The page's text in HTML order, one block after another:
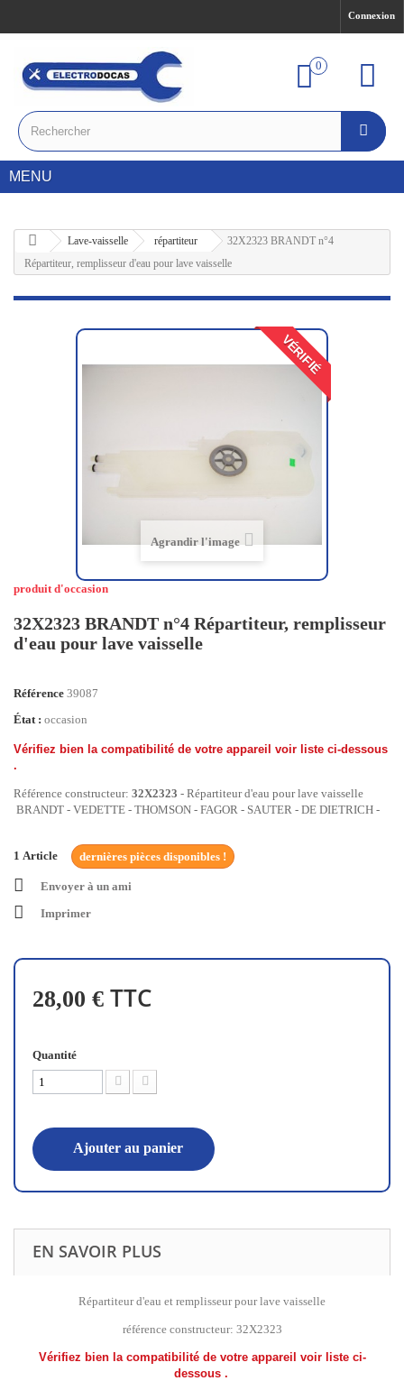
Connexion
0
MENU
Lave-vaisselle répartiteur
32X2323 BRANDT n°4
Répartiteur, remplisseur d'eau pour lave vaisselle
VÉRIFIÉ
Agrandir l'image
produit d'occasion
32X2323 BRANDT n°4 Répartiteur, remplisseur
d'eau pour lave vaisselle
Référence 39087
État : occasion
Vérifiez bien la compatibilité de votre appareil voir liste ci-dessous
.
Référence constructeur: 32X2323 - Répartiteur d'eau pour lave vaisselle
BRANDT - VEDETTE - THOMSON - FAGOR - SAUTER - DE DIETRICH -
1 Article dernières pièces disponibles !
Envoyer à un ami
Imprimer
28,00 € TTC
Quantité
Ajouter au panier
EN SAVOIR PLUS
Répartiteur d'eau et remplisseur pour lave vaisselle
référence constructeur: 32X2323
Vérifiez bien la compatibilité de votre appareil voir liste ci-
dessous .